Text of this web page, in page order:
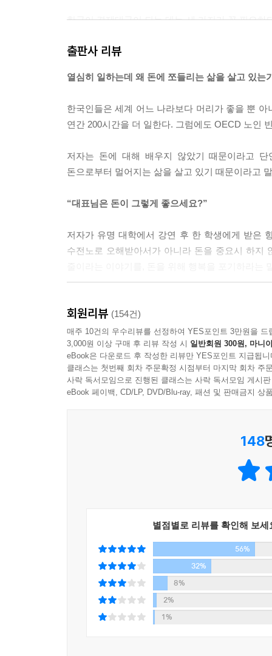
한국이 경제대국이 되는 데는 세 가지가 꼭 필요
--- p.20
매스컴에서도 “돈이 없어도 행복할 수 있다.” “행
다. 그 누구도 그렇게 사는 건 원하지 않을 것이다.
--- p.26
돈 때문에’ 원하지 않은 일을 하면서 어려운 여생
--- p.29
‘우리 아이가 혹 다른 아이에게 뒤처질까 걱정되
앗고 국가적으로도 큰 손해를 끼치는 사교육비 지
은 결국 옆집 아이 때문이라는 이야기 아닌가!
작되기 때문에 손해다. 반드시 필요한 상황이 아
이다. 이것이 우리 모두가 다 아는 세계적인 부자,
--- p.43
돈이 없고 월급이 적다고 불평하면서도 조금만 돈
빚을 지면서까지 해외여행을 당연시한다. 그런 한
금융문맹은 많은 돈을 번 사람도 파산하게 만든
다. 돈이 일하게 하는 현명함, 즉 금융을 이해하는
금융문맹은 질병, 그것도 악성 전염병이다. 한 사
급기야 국가경쟁력까지도 갉아먹는 전염병 말이
출판사 리뷰
열심히 일하는데 왜 돈에 쪼들리는 삶을 살고 있는
한국인들은 세계 어느 나라보다 머리가 좋을 뿐
연간 200시간을 더 일한다. 그럼에도 OECD 노인
저자는 돈에 대해 배우지 않았기 때문이라고
돈으로부터 멀어지는 삶을 살고 있기 때문이라고
“대표님은 돈이 그렇게 좋으세요?”
저자가 유명 대학에서 강연 후 한 학생에게 받은
수전노로 오해받아서가 아니라 돈을 중요시 하지
최초의 외국인 전용 한국 펀드인 ‘코리아펀드’
수익률을 기록해 업계의 전설로 회자되는 저자
모습이었다. 메리츠자산운용 직원들조차 노후준
주식투자 동아리는 투자를 공부하는 곳이 아니라
위해 담임 선생님이 초청한 강연회가 교장 선생
저자는 경제독립을 위해서는 금융문맹의 늪에서
평범한 사람들이 부자가 되려면? - 부자가 되기 위
부를 파괴하는 라이프스타일보다 부를 창조하는
않은 소비를 위해 거리낌 없이 돈을 쓰는 것이
등. 일반인들은 사교육비, 식료품, 외식비에 전
회원리뷰 (154건)
매주 10건의 우수리뷰를 선정하여 YES포인트 3만원을 드
3,000원 이상 구매 후 리뷰 작성 시 일반회원 300원, 마니
eBook은 다운로드 후 작성한 리뷰만 YES포인트 지급됩니
클래스는 첫번째 회차 주문확정 시점부터 마지막 회차 주
사락 독서모임으로 진행된 클래스는 사락 독서모임 게시
eBook 페이백, CD/LP, DVD/Blu-ray, 패션 및 판매금지 상
148
별점별로 리뷰를 확인해 보세
56%
32%
8%
2%
1%